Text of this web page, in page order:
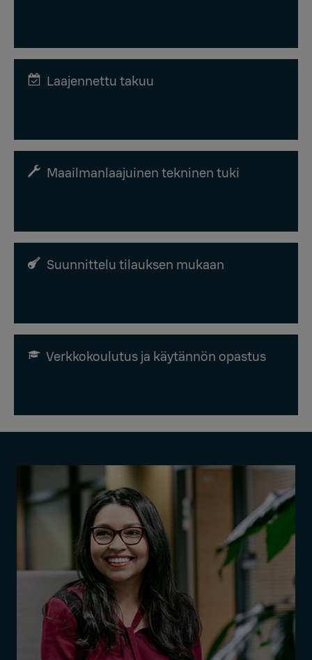
Laajennettu takuu
Maailmanlaajuinen tekninen tuki
Suunnittelu tilauksen mukaan
Verkkokoulutus ja käytännön opastus